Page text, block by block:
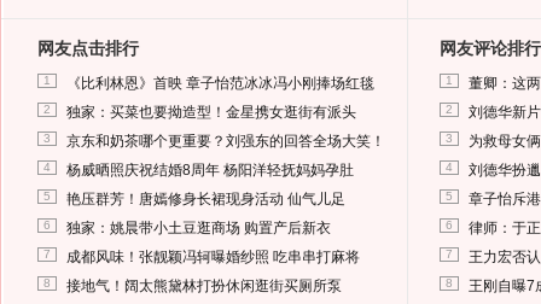
网友点击排行
1 《比利林恩》首映 章子怡范冰冰冯小刚捧场红毯
2 独家：买菜也要拗造型！金星携女逛街有派头
3 京东和奶茶哪个更重要？刘强东的回答全场大笑！
4 杨威晒照庆祝结婚8周年 杨阳洋轻抚妈妈孕肚
5 艳压群芳！唐嫣修身长裙现身活动 仙气儿足
6 独家：姚晨带小土豆逛商场 购置产后新衣
7 成都风味！张靓颖冯轲曝婚纱照 吃串串打麻将
8 接地气！阔太熊黛林打扮休闲逛街买厕所泵
网友评论排行
1 董卿：这
2 刘德华新
3 为救母女
4 刘德华扮
5 章子怡斥
6 律师：于
7 王力宏否
8 王刚自曝7